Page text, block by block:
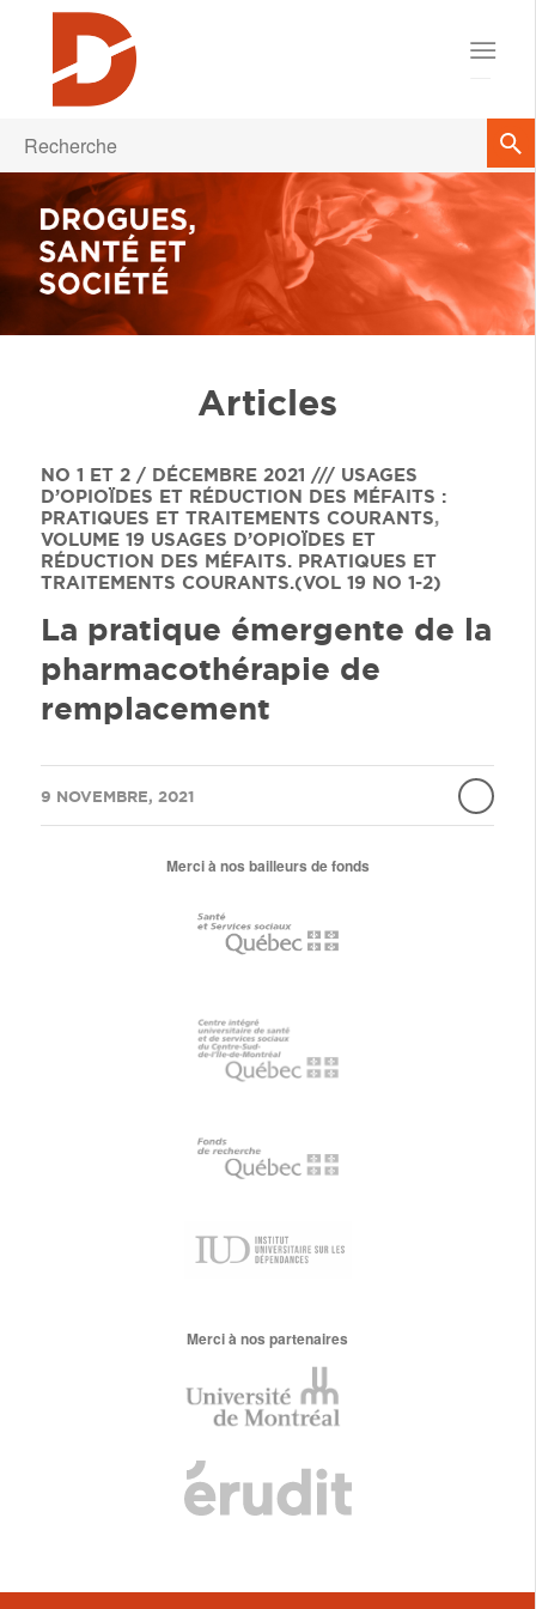
Articles
NO 1 ET 2 / DÉCEMBRE 2021 /// USAGES
D’OPIOÏDES ET RÉDUCTION DES MÉFAITS :
PRATIQUES ET TRAITEMENTS COURANTS,
VOLUME 19 USAGES D’OPIOÏDES ET
RÉDUCTION DES MÉFAITS. PRATIQUES ET
TRAITEMENTS COURANTS.(VOL 19 NO 1-2)
La pratique émergente de la
pharmacothérapie de
remplacement
9 NOVEMBRE, 2021
/
Merci à nos bailleurs de fonds
Merci à nos partenaires